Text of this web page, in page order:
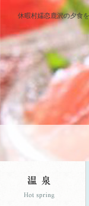
休暇村嬬恋鹿沢の夕食